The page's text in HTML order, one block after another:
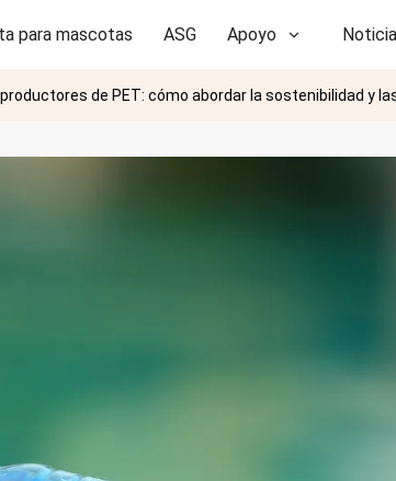
para mascotas ASG Apoyo
de PET: cómo abordar la sostenibilidad y